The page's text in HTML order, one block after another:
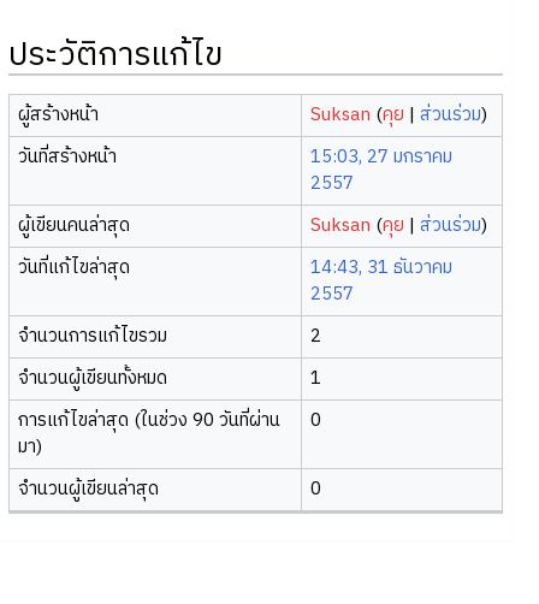
ประวัติการแก้ไข
ผู้สร้างหน้า Suksan (คุย |ส่วนร่วม)
วันที่สร้างหน้า
15:03, 27 มกราคม
2557
ผู้เขียนคนล่าสุด
Suksan (คุย |ส่วนร่วม)
วันที่แก้ไขล่าสุด
14:43, 31 ธันวาคม
2557
จำนวนการแก้ไขรวม
2
จำนวนผู้เขียนทั้งหมด
1
การแก้ไขล่าสุด (ในช่วง 90 วันที่ผ่าน
มา)
0
จำนวนผู้เขียนล่าสุด 0